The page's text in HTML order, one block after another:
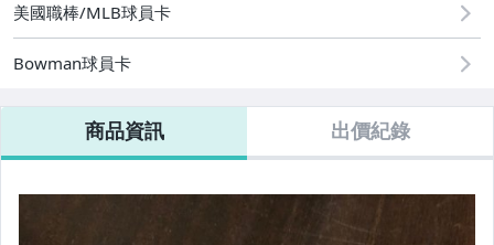
美國職棒/MLB球員卡
Bowman球員卡
商品資訊 出價紀錄